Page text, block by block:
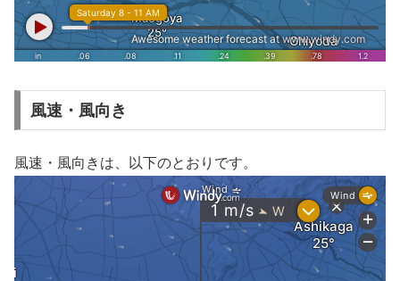
風速・風向き
風速・風向きは、以下のとおりです。